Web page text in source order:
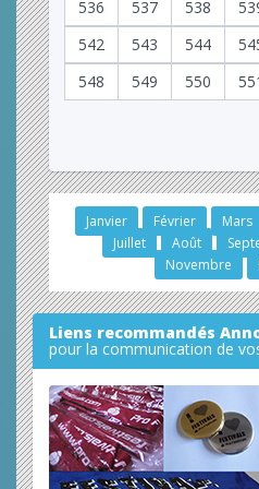
536 537 538
542
543 544
548
549 550
Janvier Février Mars
Juillet
Août
Novembre
Liens recommandés
pour la communication de